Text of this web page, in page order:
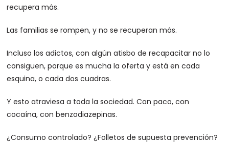
recupera más.
Las familias se rompen, y no se recuperan más.
Incluso los adictos, con algún atisbo de recapacitar no lo
consiguen, porque es mucha la oferta y está en cada
esquina, o cada dos cuadras.
Y esto atraviesa a toda la sociedad. Con paco, con
cocaína, con benzodiazepinas.
¿Consumo controlado? ¿Folletos de supuesta prevención?